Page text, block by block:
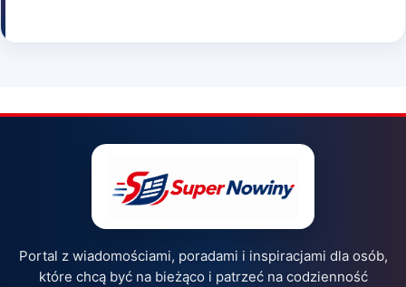
Portal z wiadomościami, poradami i inspiracjami dla osób,
które chcą być na bieżąco i patrzeć na codzienność